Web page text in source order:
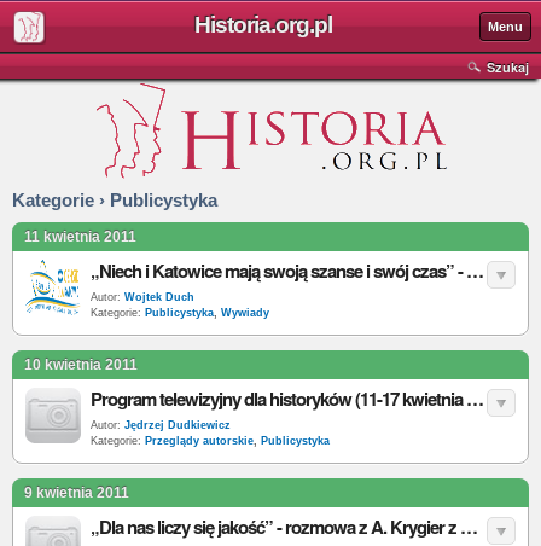
Historia.org.pl Menu
Szukaj
Kategorie › Publicystyka
11 kwietnia 2011
„Niech i Katowice mają swoją szanse i swój czas” - rozmowa z A. Muszyńską Prezes SKNH UŚ
Autor: Wojtek Duch
Kategorie: Publicystyka, Wywiady
10 kwietnia 2011
Program telewizyjny dla historyków (11-17 kwietnia 2011)
Autor: Jędrzej Dudkiewicz
Kategorie: Przeglądy autorskie, Publicystyka
9 kwietnia 2011
„Dla nas liczy się jakość” - rozmowa z A. Krygier z Komitetu Organizacyjnego XIX OZHSiD